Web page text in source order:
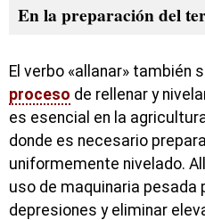
En la preparación del
El verbo «allanar» también
proceso de rellenar y
es esencial en la
donde es necesario
uniformemente nivelado.
uso de maquinaria pesada
depresiones y eliminar